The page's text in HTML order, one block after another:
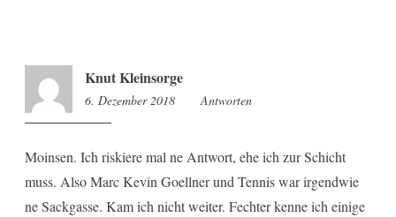
Knut Kleinsorge
6. Dezember 2018 12:25
Antworten
Moinsen. Ich riskiere mal ne Antwort, ehe ich zur Schicht
muss. Also Marc Kevin Goellner und Tennis war irgendwie
ne Sackgasse. Kam ich nicht weiter. Fechter kenne ich einige